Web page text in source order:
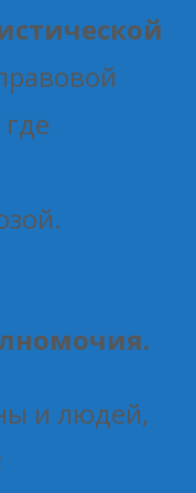
и людей,